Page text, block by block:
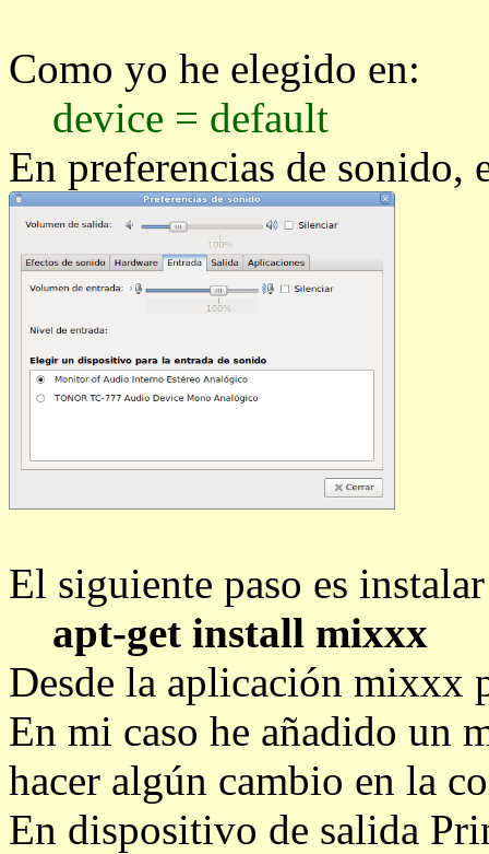
Como yo he elegido en:
device = default
En preferencias de sonido,
El siguiente paso es
apt-get install mixxx
Desde la aplicación mixxx
En mi caso he añadido un
hacer algún cambio en la
En dispositivo de salida